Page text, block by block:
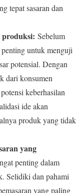
tepat sasaran dan
produksi: Sebelum
untuk menguji
potensial. Dengan
dari konsumen
keberhasilan
ide akan
produk yang tidak
yang
penting dalam
Selidiki dan pahami
yang paling